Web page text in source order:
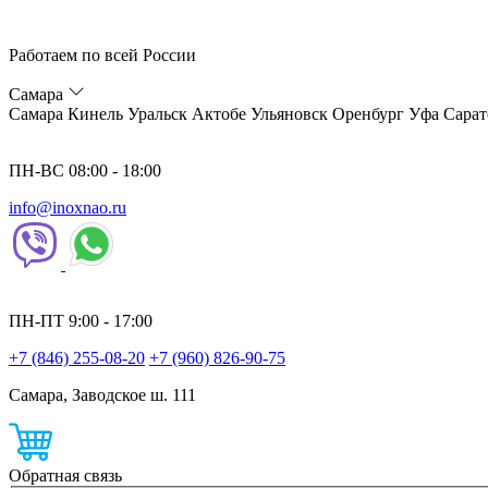
Работаем по всей России
Самара
Самара Кинель Уральск Актобе Ульяновск Оренбург Уфа
ПН-ВС 08:00 - 18:00
info@inoxnao.ru
ПН-ПТ 9:00 - 17:00
+7 (846) 255-08-20 +7 (960) 826-90-75
Самара, Заводское ш. 111
Обратная связь